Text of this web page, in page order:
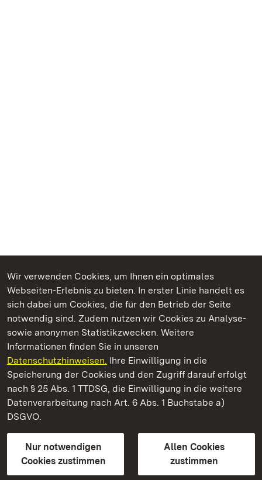
Wir verwenden Cookies, um Ihnen ein optimales
Webseiten-Erlebnis zu bieten. In erster Linie handelt es
sich dabei um Cookies, die für den Betrieb der Seite
notwendig sind. Zudem nutzen wir Cookies zu Analyse-
sowie anonymen Statistikzwecken. Weitere
Informationen finden Sie in unseren
Datenschutzhinweisen. Ihre Einwilligung in die
Speicherung der Cookies und den Zugriff darauf erfolgt
nach § 25 Abs. 1 TTDSG, die Einwilligung in die weitere
Datenverarbeitung nach Art. 6 Abs. 1 Buchstabe a)
DSGVO.
Nur notwendigen
Cookies zustimmen
Allen Cookies
zustimmen
Kommen. Staunen. Genießen.
Staatliche Schlösser und Gärten Baden‑Württemberg
Staatliche Schlösser und Gärten Baden-Württemberg
Kontakt
GebärdenspracheLeichte Sprache
Erklärung zur Barrierefreiheit
BITV-konform (geprüfte Seiten)